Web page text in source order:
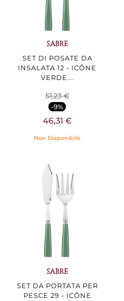
SABRE
SET DI POSATE DA
INSALATA 12 - ICÔNE
VERDE...
51,23 €
-9%
46,31 €
Non Disponibile
SABRE
SET DA PORTATA PER
PESCE 29 - ICÔNE